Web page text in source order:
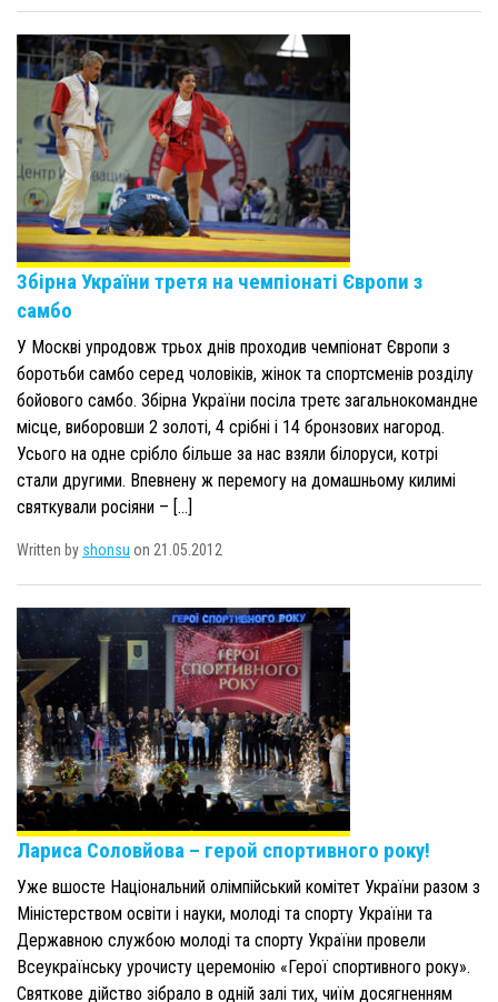
Збірна України третя на чемпіонаті Європи з
самбо
У Москві упродовж трьох днів проходив чемпіонат Європи з
боротьби самбо серед чоловіків, жінок та спортсменів розділу
бойового самбо. Збірна України посіла третє загальнокомандне
місце, виборовши 2 золоті, 4 срібні і 14 бронзових нагород.
Усього на одне срібло більше за нас взяли білоруси, котрі
стали другими. Впевнену ж перемогу на домашньому килимі
святкували росіяни – […]
Written by shonsu on 21.05.2012
Лариса Соловйова – герой спортивного року!
Уже вшосте Національний олімпійський комітет України разом з
Міністерством освіти і науки, молоді та спорту України та
Державною службою молоді та спорту України провели
Всеукраїнську урочисту церемонію «Герої спортивного року».
Святкове дійство зібрало в одній залі тих, чиїм досягненням